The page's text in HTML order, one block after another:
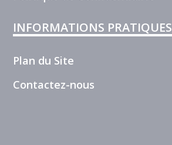
INFORMATIONS PRATIQUES
Plan du Site
Contactez-nous